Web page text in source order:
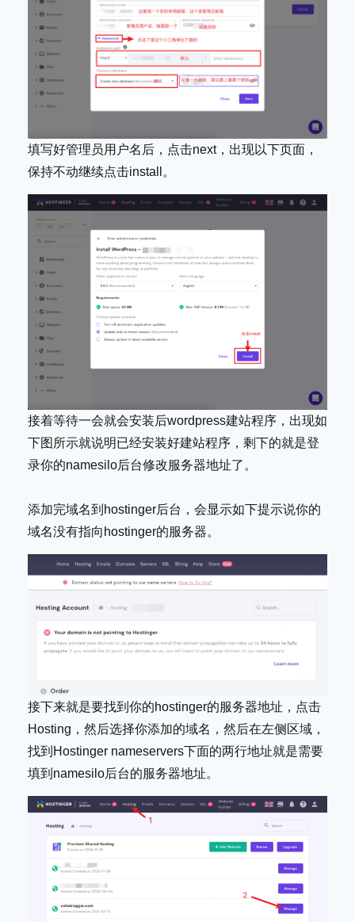
填写好管理员用户名后，点击next，出现以下页面，
保持不动继续点击install。
接着等待一会就会安装后wordpress建站程序，出现如
下图所示就说明已经安装好建站程序，剩下的就是登
录你的namesilo后台修改服务器地址了。
添加完域名到hostinger后台，会显示如下提示说你的
域名没有指向hostinger的服务器。
接下来就是要找到你的hostinger的服务器地址，点击
Hosting，然后选择你添加的域名，然后在左侧区域，
找到Hostinger nameservers下面的两行地址就是需要
填到namesilo后台的服务器地址。